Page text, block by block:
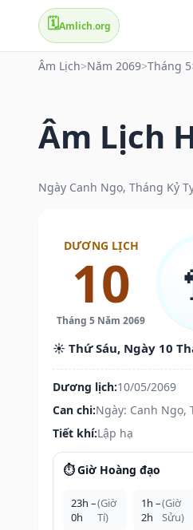
🗓️Amlich.org
Âm Lịch>Năm 2069>Tháng 5
Âm Lịch
Ngày Canh Ngọ, Tháng Kỷ
DƯƠNG LỊCH
10
Tháng 5 Năm 2069
☀️ Thứ Sáu, Ngày 10
Dương lịch:10/05/2069
Can chi:Ngày: Canh Ngọ,
Tiết khí:Lập hạ
⏱️ Giờ Hoàng đạo
23h –
0h
(Giờ
Tí)
1h –
2h
(Giờ
Sửu)